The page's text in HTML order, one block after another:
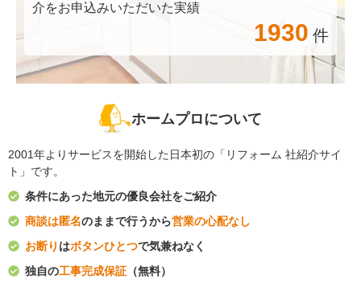
介をお申込みいただいた実績
1930 件
ホームプロについて
2001年よりサービスを開始した日本初の「リフォーム 社紹介サイ
ト」です。
条件にあった地元の優良会社をご紹介
商談は匿名のままで行うから営業の心配なし
お断り はボタンひとつで気兼ねなく
独自の工事完成保証 （無料）